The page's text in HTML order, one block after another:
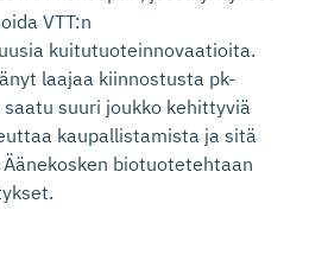
VTT:n
kuitutuoteinnovaatioita.
laajaa kiinnostusta pk-
suuri joukko kehittyviä
kaupallistamista ja sitä
biotuotetehtaan